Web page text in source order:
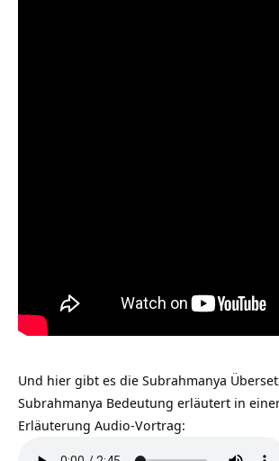
Und hier gibt es die Subrahmanya
Subrahmanya Bedeutung erläutert in
Erläuterung Audio-Vortrag: